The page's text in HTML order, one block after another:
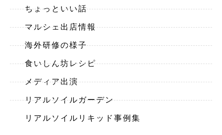
ちょっといい話
マルシェ出店情報
海外研修の様子
食いしん坊レシピ
メディア出演
リアルソイルガーデン
リアルソイルリキッド事例集